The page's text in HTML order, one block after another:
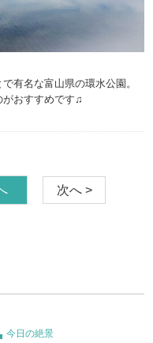
有名な富山県の環水公園。
がおすすめです♫
次へ >
今日の絶景